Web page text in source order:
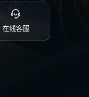
在线客服